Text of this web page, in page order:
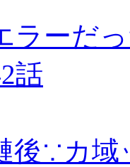
ラーだ
話
後∵カ域